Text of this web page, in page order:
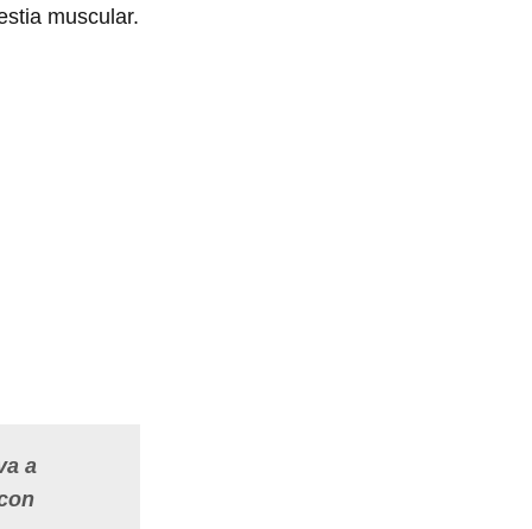
muscular.
a